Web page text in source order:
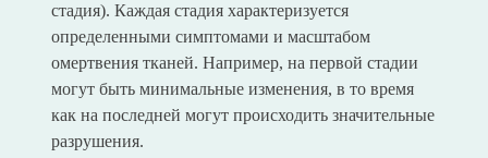
стадия). Каждая стадия характеризуется
определенными симптомами и масштабом
омертвения тканей. Например, на первой стадии
могут быть минимальные изменения, в то время
как на последней могут происходить значительные
разрушения.